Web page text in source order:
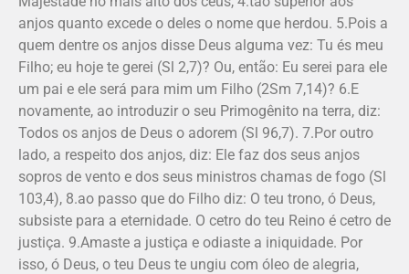
anjos quanto excede o deles o nome que herdou. 5.Pois a
quem dentre os anjos disse Deus alguma vez: Tu és meu
Filho; eu hoje te gerei (Sl 2,7)? Ou, então: Eu serei para ele
um pai e ele será para mim um Filho (2Sm 7,14)? 6.E
novamente, ao introduzir o seu Primogênito na terra, diz:
Todos os anjos de Deus o adorem (Sl 96,7). 7.Por outro
lado, a respeito dos anjos, diz: Ele faz dos seus anjos
sopros de vento e dos seus ministros chamas de fogo (Sl
103,4), 8.ao passo que do Filho diz: O teu trono, ó Deus,
subsiste para a eternidade. O cetro do teu Reino é cetro de
justiça. 9.Amaste a justiça e odiaste a iniqui­dade. Por
isso, ó Deus, o teu Deus te ungiu com óleo de alegria,